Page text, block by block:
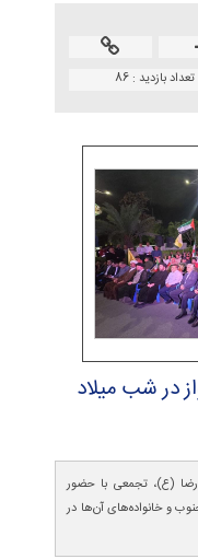
تعداد بازدید : 86
در شب میلاد
(ع)، تجمعی با حضور
و خانواده‌های آن‌ها در